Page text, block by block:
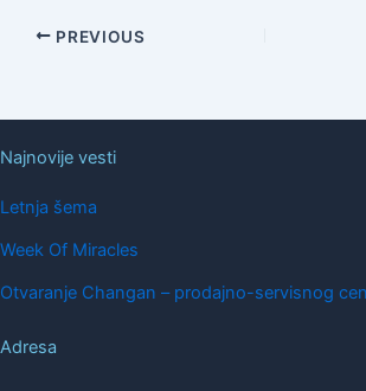
PREVIOUS
Najnovije vesti
Letnja šema
Week Of Miracles
Otvaranje Changan – prodajno-servisnog
Adresa